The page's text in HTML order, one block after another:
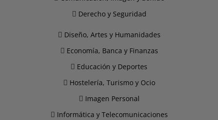
Derecho y Seguridad
Diseño, Artes y Humanidades
Economía, Banca y Finanzas
Educación y Deportes
Hostelería, Turismo y Ocio
Imagen Personal
Informática y Telecomunicaciones